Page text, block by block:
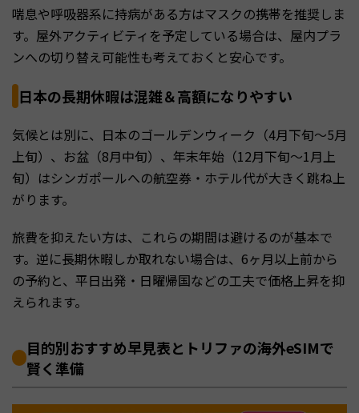
喘息や呼吸器系に持病がある方はマスクの携帯を推奨しま
す。屋外アクティビティを予定している場合は、屋内プラ
ンへの切り替え可能性も考えておくと安心です。
日本の長期休暇は混雑＆高額になりやすい
気候とは別に、日本のゴールデンウィーク（4月下旬〜5月
上旬）、お盆（8月中旬）、年末年始（12月下旬〜1月上
旬）はシンガポールへの航空券・ホテル代が大きく跳ね上
がります。
旅費を抑えたい方は、これらの期間は避けるのが基本で
す。逆に長期休暇しか取れない場合は、6ヶ月以上前から
の予約と、平日出発・日曜帰国などの工夫で価格上昇を抑
えられます。
目的別おすすめ早見表とトリファの海外eSIMで
賢く準備